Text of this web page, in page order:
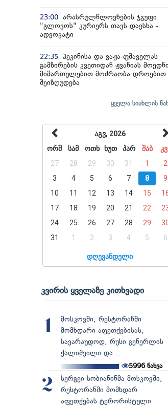
23:00 არასრულწლოვნების ჯგუფი
"გლოვოს" კურიერს თავს დაესხა -
ადვოკატი
22:35 პეკინისა და ვაჟა-ფშაველას
გამზირების კვეთიდან ჟვანიას
მიმართულებით მოძრაობა დროებით
შეიზღუდება
ყველა სიახლის
აგვ, 2026
ორშ
სამ ოთხ ხუთ პარ შაბ
27
28 29 30 31 1
2
3
4 5 6 7 8
9
10
11 12 13 14 15
17
18 19 20 21 22
24
25 26 27 28 29
31
1 2 3 4 5 6
დღევანდელი
კვირის ყველაზე კითხვადი
1
მოსკოვში, რესტორანში
მომხდარი აფეთქებისას,
სავარაუდოდ, რუსი გენერლის
ქალიშვილი და...
5996ნახვა
2
სერგეი სობიანინმა მოსკოვში,
რესტორანში მომხდარ
აფეთქებას ტერორისტული